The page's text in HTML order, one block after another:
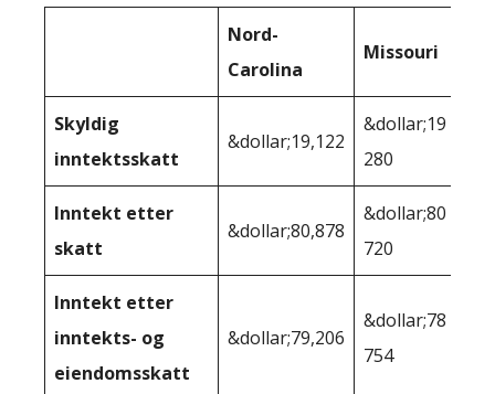
Nord-
Carolina
Missouri
Skyldig
inntektsskatt
&dollar;19,122
&dollar;19
280
Inntekt etter
skatt
&dollar;80,878
&dollar;80
720
Inntekt etter
inntekts- og
eiendomsskatt
&dollar;79,206
&dollar;78
754